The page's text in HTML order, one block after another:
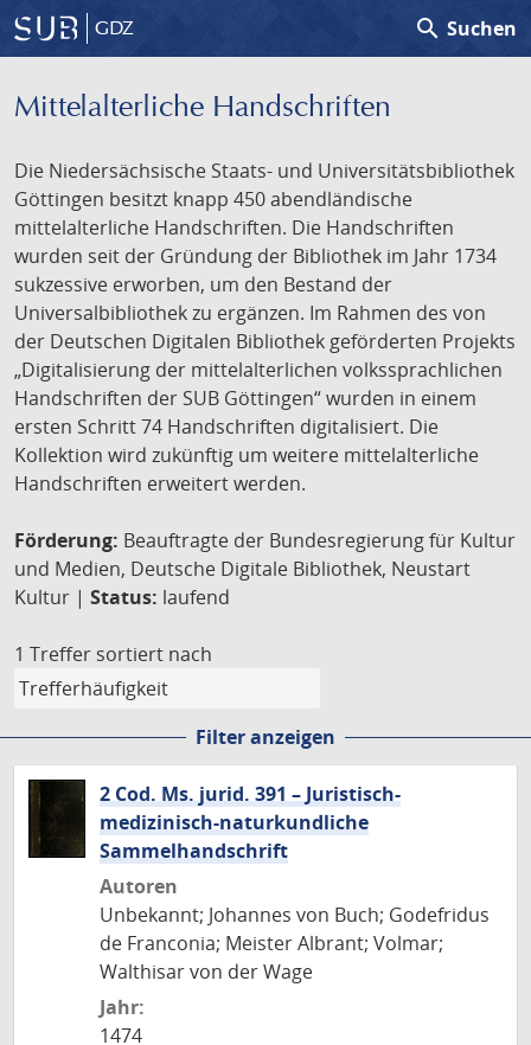
GDZ search Suchen
Mittelalterliche Handschriften
Die Niedersächsische Staats- und Universitätsbibliothek
Göttingen besitzt knapp 450 abendländische
mittelalterliche Handschriften. Die Handschriften
wurden seit der Gründung der Bibliothek im Jahr 1734
sukzessive erworben, um den Bestand der
Universalbibliothek zu ergänzen. Im Rahmen des von
der Deutschen Digitalen Bibliothek geförderten Projekts
„Digitalisierung der mittelalterlichen volkssprachlichen
Handschriften der SUB Göttingen“ wurden in einem
ersten Schritt 74 Handschriften digitalisiert. Die
Kollektion wird zukünftig um weitere mittelalterliche
Handschriften erweitert werden.
Förderung: Beauftragte der Bundesregierung für Kultur
und Medien, Deutsche Digitale Bibliothek, Neustart
Kultur | Status: laufend
1 Treffer sortiert nach
Filter anzeigen
2 Cod. Ms. jurid. 391 – Juristisch-
medizinisch-naturkundliche
Sammelhandschrift
Autoren
Unbekannt; Johannes von Buch; Godefridus
de Franconia; Meister Albrant; Volmar;
Walthisar von der Wage
Jahr:
1474